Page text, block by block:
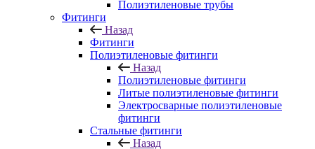
Полиэтиленовые трубы
Фитинги
Назад
Фитинги
Полиэтиленовые фитинги
Назад
Полиэтиленовые фитинги
Литые полиэтиленовые фитинги
Электросварные полиэтиленовые
фитинги
Стальные фитинги
Назад